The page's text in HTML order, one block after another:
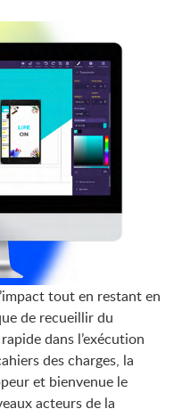
tout en restant en
de recueillir du
dans l’exécution
des charges, la
et bienvenue le
acteurs de la